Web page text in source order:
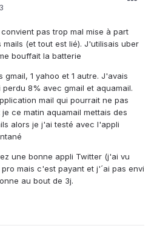
pas trop mal mise à part
(et tout est lié). J'utilisais uber
bouffait la batterie
1 yahoo et 1 autre. J'avais
8% avec gmail et aquamail.
mail qui pourrait ne pas
ce matin aquamail mettais des
alors je j'ai testé avec l'appli
une bonne appli Twitter (j'ai vu
mais c'est payant et j'´ai pas envi
au bout de 3j.